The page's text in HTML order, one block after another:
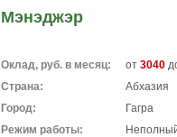
Мэнэджэр
Оклад, руб. в месяц: от 3040
Страна:
Абхазия
Город:
Гагра
Режим работы: